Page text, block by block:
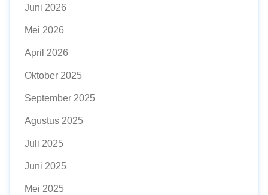
Juni 2026
Mei 2026
April 2026
Oktober 2025
September 2025
Agustus 2025
Juli 2025
Juni 2025
Mei 2025